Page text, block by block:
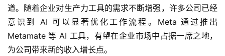
道。随着企业对生产力工具的需求不断增强，许多公司已经
意识到 AI 可以显著优化工作流程。Meta 通过推出
Metamate 等 AI 工具，有望在企业市场中占据一席之地，
为公司带来新的收入增长点。